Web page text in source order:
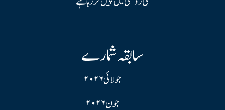
سابقہ شمارے
جولائی ۲۰۲۶
جون ۲۰۲۶